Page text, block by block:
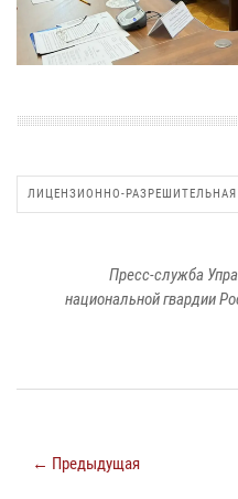
ЛИЦЕНЗИОННО-РАЗРЕШИТЕЛЬНАЯ
Пресс-служба
национальной гвардии
← Предыдущая